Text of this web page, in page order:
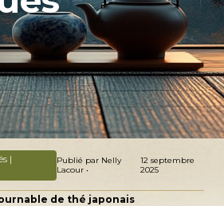
|
Publié par Nelly
Lacour •
12 septembre
2025
de thé japonais